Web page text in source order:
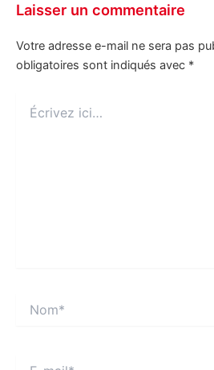
Laisser un commentaire
Votre adresse e-mail ne sera pas
obligatoires sont indiqués avec *
ici…